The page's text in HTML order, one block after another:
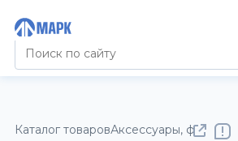
Каталог товаровАксессуары, фонари,